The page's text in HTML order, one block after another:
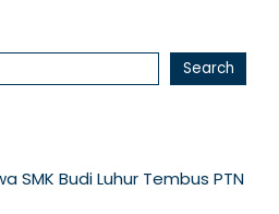
Search
SMK Budi Luhur Tembus PTN